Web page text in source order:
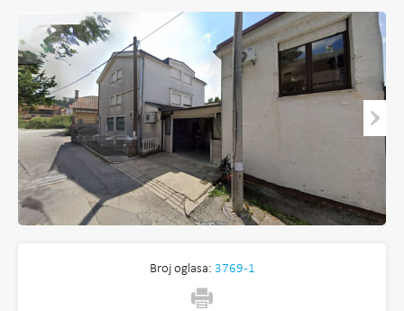
Broj oglasa: 3769-1